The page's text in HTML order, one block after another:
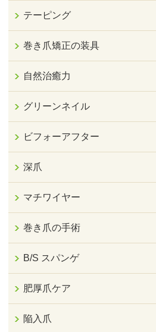
テーピング
巻き爪矯正の装具
自然治癒力
グリーンネイル
ビフォーアフター
深爪
マチワイヤー
巻き爪の手術
B/S スパンゲ
肥厚爪ケア
陥入爪